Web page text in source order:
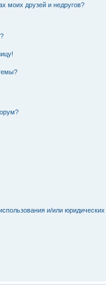
моих друзей и недругов?
и/или